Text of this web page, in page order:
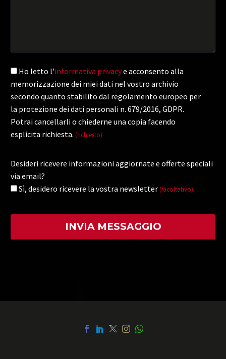
Ho letto l'informativa privacye acconsento alla
memorizzazione dei miei dati nel vostro archivio
secondo quanto stabilito dal regolamento europeo per
la protezione dei dati personali n. 679/2016, GDPR.
Potrai cancellarli o chiederne una copia facendo
esplicita richiesta. (richiesto)
Desideri ricevere informazioni aggiornate e offerte speciali
via email?
Sì, desidero ricevere la vostra newsletter (facoltativo).